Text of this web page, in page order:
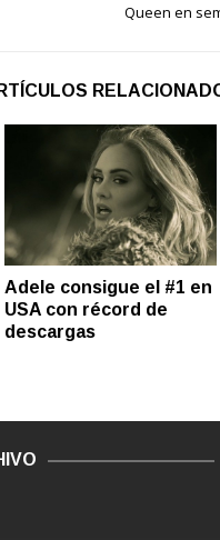
Queen en
Adele consigue el #1 en
USA con récord de
descargas